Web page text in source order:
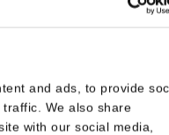
and ads, to provide
We also share
with our social media,